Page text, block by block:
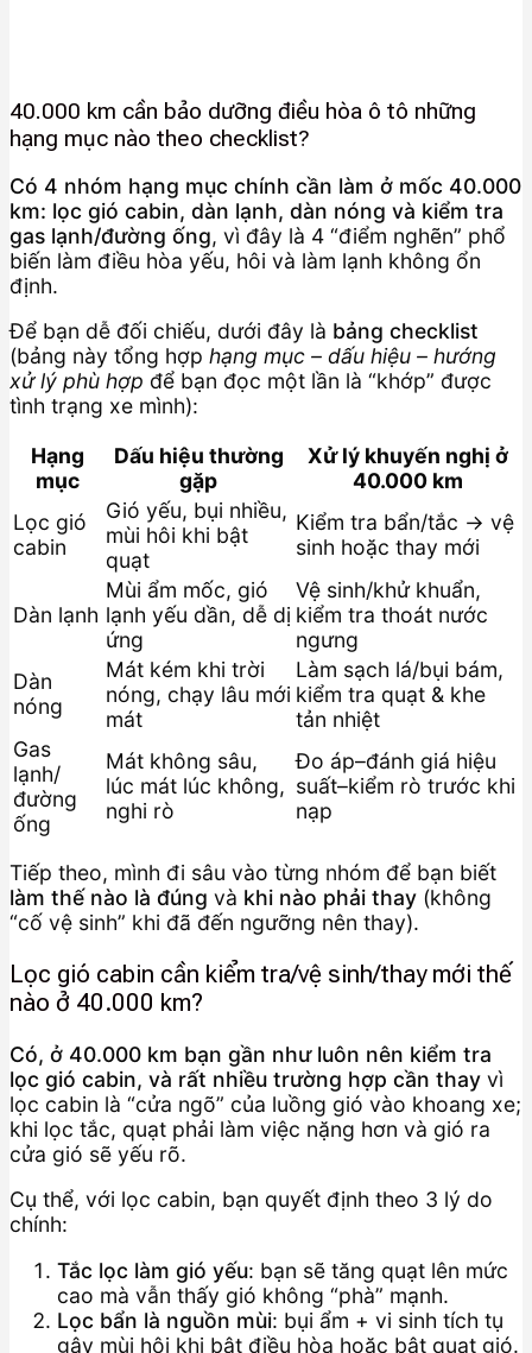
40.000 km cần bảo dưỡng điều hòa ô tô những
hạng mục nào theo checklist?
Có 4 nhóm hạng mục chính cần làm ở mốc 40.000
km: lọc gió cabin, dàn lạnh, dàn nóng và kiểm tra
gas lạnh/đường ống, vì đây là 4 “điểm nghẽn” phổ
biến làm điều hòa yếu, hôi và làm lạnh không ổn
định.
Để bạn dễ đối chiếu, dưới đây là bảng checklist
(bảng này tổng hợp hạng mục – dấu hiệu – hướng
xử lý phù hợp để bạn đọc một lần là “khớp” được
tình trạng xe mình):
Hạng
mục
Dấu hiệu thường
gặp
Xử lý khuyến nghị ở
40.000 km
Lọc gió
cabin
Gió yếu, bụi nhiều,
mùi hôi khi bật
quạt
Kiểm tra bẩn/tắc → vệ
sinh hoặc thay mới
Dàn lạnh
Mùi ẩm mốc, gió
lạnh yếu dần, dễ dị
ứng
Vệ sinh/khử khuẩn,
kiểm tra thoát nước
ngưng
Dàn
nóng
Mát kém khi trời
nóng, chạy lâu mới
mát
Làm sạch lá/bụi bám,
kiểm tra quạt & khe
tản nhiệt
Gas
lạnh/
đường
ống
Mát không sâu,
lúc mát lúc không,
nghi rò
Đo áp–đánh giá hiệu
suất–kiểm rò trước khi
nạp
Tiếp theo, mình đi sâu vào từng nhóm để bạn biết
làm thế nào là đúng và khi nào phải thay (không
“cố vệ sinh” khi đã đến ngưỡng nên thay).
Lọc gió cabin cần kiểm tra/vệ sinh/thay mới thế
nào ở 40.000 km?
Có, ở 40.000 km bạn gần như luôn nên kiểm tra
lọc gió cabin, và rất nhiều trường hợp cần thay vì
lọc cabin là “cửa ngõ” của luồng gió vào khoang xe;
khi lọc tắc, quạt phải làm việc nặng hơn và gió ra
cửa gió sẽ yếu rõ.
Cụ thể, với lọc cabin, bạn quyết định theo 3 lý do
chính:
Tắc lọc làm gió yếu: bạn sẽ tăng quạt lên mức
cao mà vẫn thấy gió không “phà” mạnh.
Lọc bẩn là nguồn mùi: bụi ẩm + vi sinh tích tụ
gây mùi hôi khi bật điều hòa hoặc bật quạt gió.